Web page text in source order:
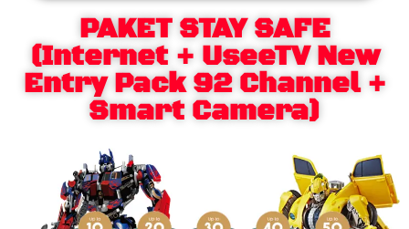
PAKET STAY SAFE
(Internet + UseeTV New
Entry Pack 92 Channel +
Smart Camera)